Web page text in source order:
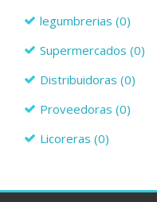
legumbrerias
(0)
Supermercados
(0)
Distribuidoras
(0)
Proveedoras
(0)
Licoreras
(0)